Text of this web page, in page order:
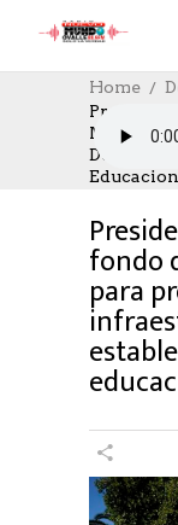
Home
Mil
De
09/05/2024
1072 SEEN
fondo
para